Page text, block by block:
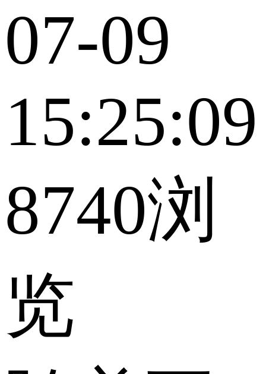
07-09
15:25:09
8740浏
览